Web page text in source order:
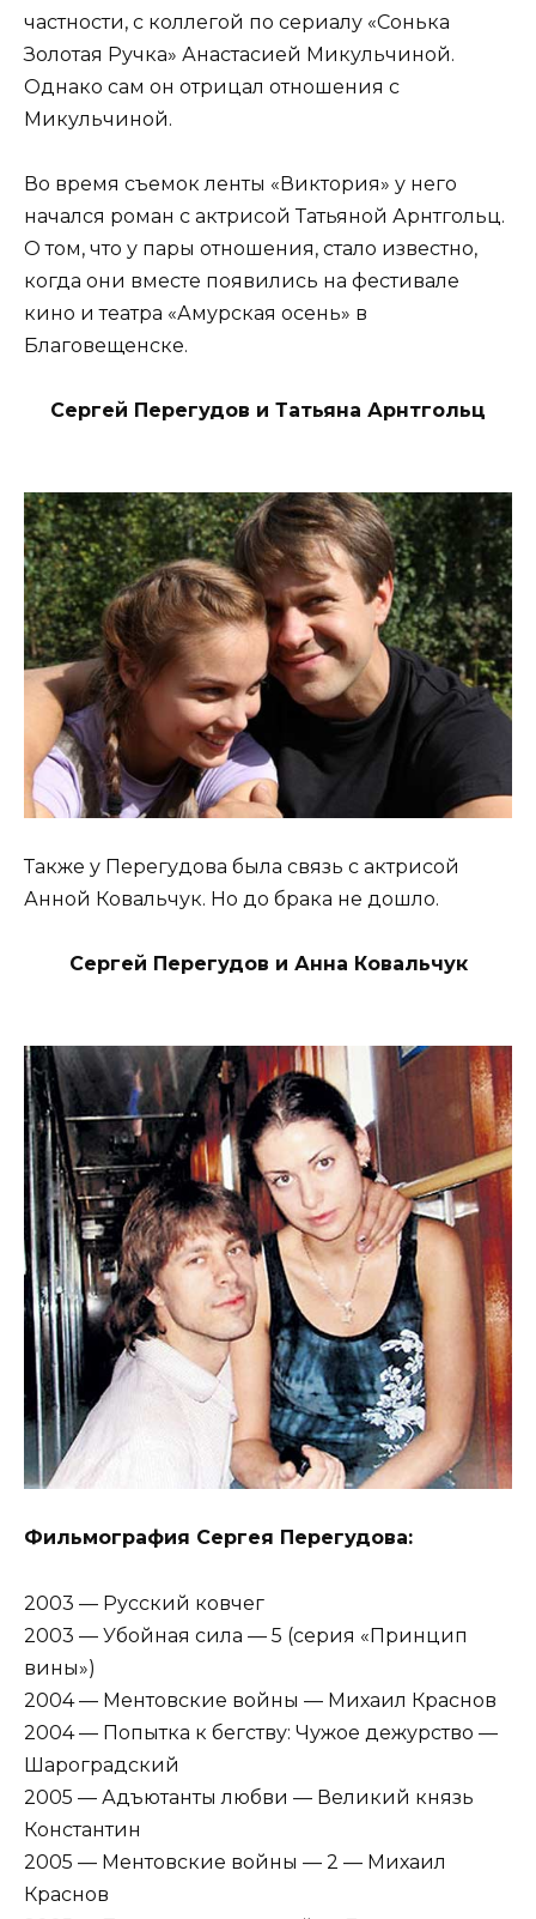
частности, с коллегой по сериалу «Сонька
Золотая Ручка» Анастасией Микульчиной.
Однако сам он отрицал отношения с
Микульчиной.
Во время съемок ленты «Виктория» у него
начался роман с актрисой Татьяной Арнтгольц.
О том, что у пары отношения, стало известно,
когда они вместе появились на фестивале
кино и театра «Амурская осень» в
Благовещенске.
Сергей Перегудов и Татьяна Арнтгольц
Также у Перегудова была связь с актрисой
Анной Ковальчук. Но до брака не дошло.
Сергей Перегудов и Анна Ковальчук
Фильмография Сергея Перегудова:
2003 — Русский ковчег
2003 — Убойная сила — 5 (серия «Принцип
вины»)
2004 — Ментовские войны — Михаил Краснов
2004 — Попытка к бегству: Чужое дежурство —
Шароградский
2005 — Адъютанты любви — Великий князь
Константин
2005 — Ментовские войны — 2 — Михаил
Краснов